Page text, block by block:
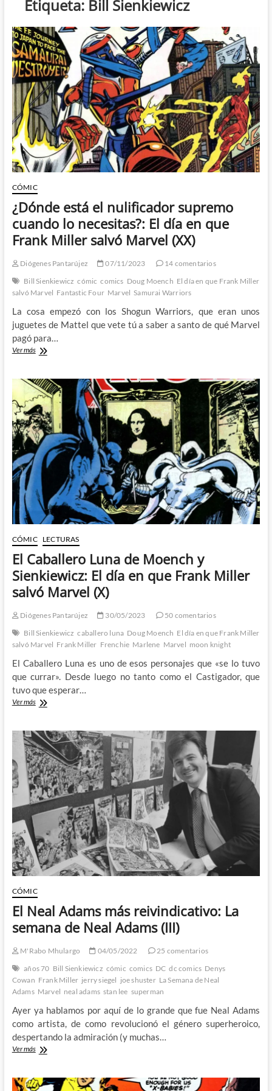
Etiqueta: Bill Sienkiewicz
CÓMIC
¿Dónde está el nulificador supremo
cuando lo necesitas?: El día en que
Frank Miller salvó Marvel (XX)
Diógenes Pantarújez 07/11/2023
14 comentarios
Bill Sienkiewicz cómic comics Doug Moench El día en que Frank Miller
salvó Marvel Fantastic Four Marvel Samurai Warriors
La cosa empezó con los Shogun Warriors, que eran unos
juguetes de Mattel que vete tú a saber a santo de qué Marvel
pagó para…
Ver más¿Dónde
nulificador
supremo
cuando
lo
necesitas?:
El
día
en
que
Frank
Miller
salvó
Marvel
(XX)
CÓMIC
LECTURAS
El Caballero Luna de Moench y
Sienkiewicz: El día en que Frank Miller
salvó Marvel (X)
Diógenes Pantarújez 30/05/2023
50 comentarios
Bill Sienkiewicz caballero luna Doug Moench El día en que Frank Miller
salvó Marvel Frank Miller Frenchie Marlene Marvel moon knight
El Caballero Luna es uno de esos personajes que «se lo tuvo
que currar». Desde luego no tanto como el Castigador, que
tuvo que esperar…
Ver másEl
de
Moench
y
Sienkiewicz:
El
día
en
que
Miller
salvó
Marvel
(X)
CÓMIC
El Neal Adams más reivindicativo: La
semana de Neal Adams (III)
M'Rabo Mhulargo 04/05/2022
25 comentarios
años 70 Bill Sienkiewicz cómic comics DC dc comics Denys
Cowan Frank Miller jerry siegel joe shuster La Semana de Neal
Adams Marvel neal adams stan lee superman
Ayer ya hablamos por aquí de lo grande que fue Neal Adams
como artista, de como revolucionó el género superheroico,
despertando la admiración (y muchas…
Ver másEl
más